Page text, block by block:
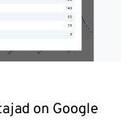
on Google